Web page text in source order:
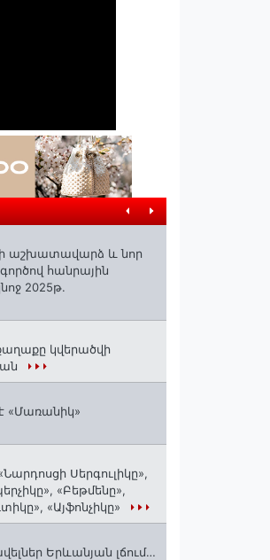
աշխատավարձ և նոր
հանրային
2025թ.
կվերածվի
«Մառանիկ»
Սերգուլիկը»,
«Բեթմենը»,
«Այֆոնչիկը»
Երևանյան լճում…